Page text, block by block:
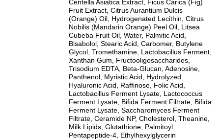
Centella Asiatica Extract, Ficus Carica (Fig)
Fruit Extract, Citrus Aurantium Dulcis
(Orange) Oil, Hydrogenated Lecithin, Citrus
Nobilis (Mandarin Orange) Peel Oil, Litsea
Cubeba Fruit Oil, Water, Palmitic Acid,
Bisabolol, Stearic Acid, Carbomer, Butylene
Glycol, Tromethamine, Lactobacillus Ferment,
Xanthan Gum, Fructooligosaccharides,
Trisodium EDTA, Beta-Glucan, Adenosine,
Panthenol, Myristic Acid, Hydrolyzed
Hyaluronic Acid, Raffinose, Folic Acid,
Lactobacillus Ferment Lysate, Lactococcus
Ferment Lysate, Bifida Ferment Filtrate, Bifida
Ferment Lysate, Saccharomyces Ferment
Filtrate, Ceramide NP, Cholesterol, Theanine,
Milk Lipids, Glutathione, Palmitoyl
Pentapeptide-4, Ethylhexylglycerin